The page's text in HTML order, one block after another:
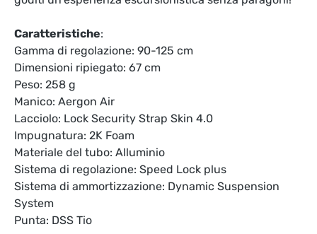
Caratteristiche:
Gamma di regolazione: 90-125 cm
Dimensioni ripiegato: 67 cm
Peso: 258 g
Manico: Aergon Air
Lacciolo: Lock Security Strap Skin 4.0
Impugnatura: 2K Foam
Materiale del tubo: Alluminio
Sistema di regolazione: Speed Lock plus
Sistema di ammortizzazione: Dynamic Suspension
System
Punta: DSS Tio